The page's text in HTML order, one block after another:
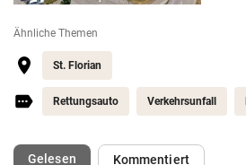
Ähnliche Themen
St. Florian
Rettungsauto Verkehrsunfall
Gelesen(ausgewählt)Kommentiert